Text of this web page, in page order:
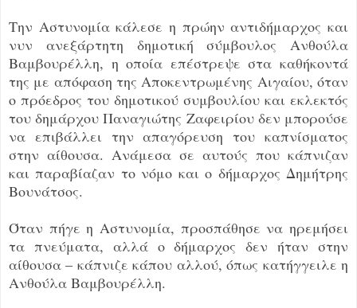
Την Αστυνομία κάλεσε η πρώην αντιδήμαρχος και
νυν ανεξάρτητη δημοτική σύμβουλος Ανθούλα
Βαμβουρέλλη, η οποία επέστρεψε στα καθήκοντά
της με απόφαση της Αποκεντρωμένης Αιγαίου, όταν
ο πρόεδρος του δημοτικού συμβουλίου και εκλεκτός
του δημάρχου Παναγιώτης Ζαφειρίου δεν μπορούσε
να επιβάλλει την απαγόρευση του καπνίσματος
στην αίθουσα. Ανάμεσα σε αυτούς που κάπνιζαν
και παραβίαζαν το νόμο και ο δήμαρχος Δημήτρης
Βουνάτσος.
Όταν πήγε η Αστυνομία, προσπάθησε να ηρεμήσει
τα πνεύματα, αλλά ο δήμαρχος δεν ήταν στην
αίθουσα – κάπνιζε κάπου αλλού, όπως κατήγγειλε η
Ανθούλα Βαμβουρέλλη.